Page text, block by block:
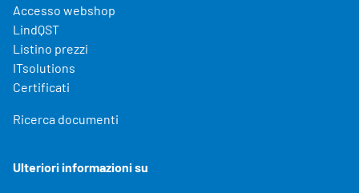
Accesso webshop
LindQST
Listino prezzi
ITsolutions
Certificati
Ricerca documenti
Ulteriori informazioni su